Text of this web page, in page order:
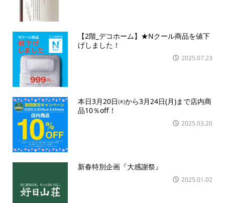
【2階_デコホーム】★Nクール商品を値下
げしました！
2025.07.23
本日3月20日㈭から3月24日(月)まで店内商
品10％off！
2025.03.20
新春特別企画『大感謝祭』
2025.01.02